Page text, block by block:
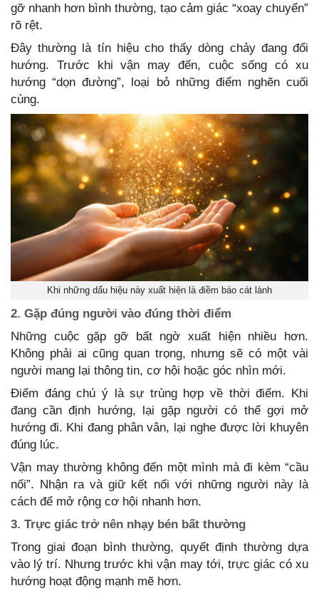
gỡ nhanh hơn bình thường, tạo cảm giác “xoay chuyển”
rõ rệt.
Đây thường là tín hiệu cho thấy dòng chảy đang đổi
hướng. Trước khi vận may đến, cuộc sống có xu
hướng “dọn đường”, loại bỏ những điểm nghẽn cuối
cùng.
Khi những dấu hiệu này xuất hiện là điềm báo cát lành
2. Gặp đúng người vào đúng thời điểm
Những cuộc gặp gỡ bất ngờ xuất hiện nhiều hơn.
Không phải ai cũng quan trọng, nhưng sẽ có một vài
người mang lại thông tin, cơ hội hoặc góc nhìn mới.
Điểm đáng chú ý là sự trùng hợp về thời điểm. Khi
đang cần định hướng, lại gặp người có thể gợi mở
hướng đi. Khi đang phân vân, lại nghe được lời khuyên
đúng lúc.
Vận may thường không đến một mình mà đi kèm “cầu
nối”. Nhận ra và giữ kết nối với những người này là
cách để mở rộng cơ hội nhanh hơn.
3. Trực giác trở nên nhạy bén bất thường
Trong giai đoạn bình thường, quyết định thường dựa
vào lý trí. Nhưng trước khi vận may tới, trực giác có xu
hướng hoạt động mạnh mẽ hơn.